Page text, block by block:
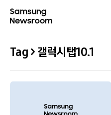
Tag > 갤럭시탭10.1